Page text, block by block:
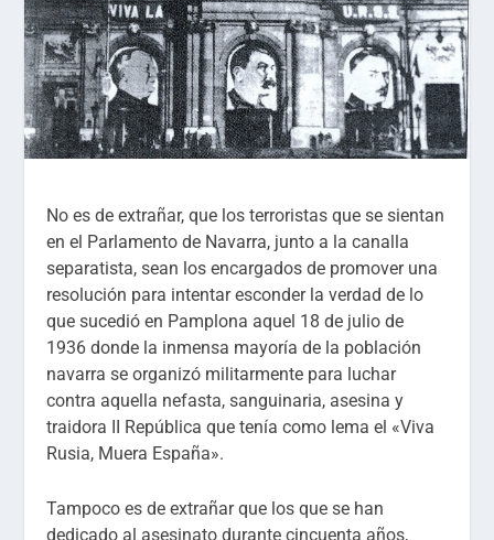
No es de extrañar, que los terroristas que se sientan
en el Parlamento de Navarra, junto a la canalla
separatista, sean los encargados de promover una
resolución para intentar esconder la verdad de lo
que sucedió en Pamplona aquel 18 de julio de
1936 donde la inmensa mayoría de la población
navarra se organizó militarmente para luchar
contra aquella nefasta, sanguinaria, asesina y
traidora II República que tenía como lema el «Viva
Rusia, Muera España».
Tampoco es de extrañar que los que se han
dedicado al asesinato durante cincuenta años,